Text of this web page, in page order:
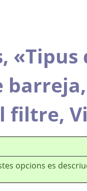
«Tipus
filtre,
opcions es